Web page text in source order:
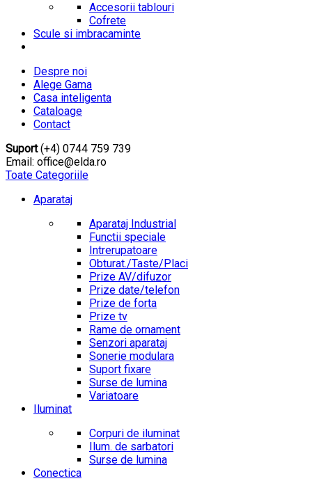
Accesorii tablouri
Cofrete
Scule si imbracaminte
Despre noi
Alege Gama
Casa inteligenta
Cataloage
Contact
Suport(+4) 0744 759 739
Email: office@elda.ro
Toate Categoriile
Aparataj
Aparataj Industrial
Functii speciale
Intrerupatoare
Obturat./Taste/Placi
Prize AV/difuzor
Prize date/telefon
Prize de forta
Prize tv
Rame de ornament
Senzori aparataj
Sonerie modulara
Suport fixare
Surse de lumina
Variatoare
Iluminat
Corpuri de iluminat
Ilum. de sarbatori
Surse de lumina
Conectica